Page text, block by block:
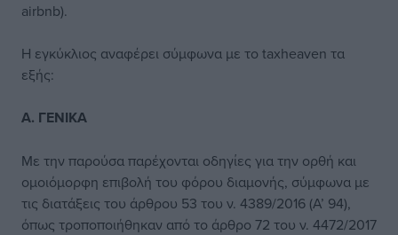
airbnb).
Η εγκύκλιος αναφέρει σύμφωνα με το taxheaven τα
εξής:
Α. ΓΕΝΙΚΑ
Με την παρούσα παρέχονται οδηγίες για την ορθή και
ομοιόμορφη επιβολή του φόρου διαμονής, σύμφωνα με
τις διατάξεις του άρθρου 53 του ν. 4389/2016 (Α’ 94),
όπως τροποποιήθηκαν από το άρθρο 72 του ν. 4472/2017